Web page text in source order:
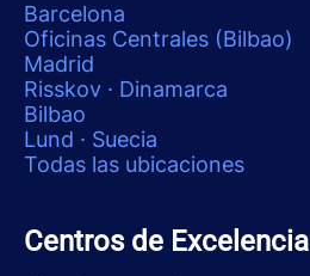
Barcelona
Oficinas Centrales (Bilbao)
Madrid
Risskov · Dinamarca
Bilbao
Lund · Suecia
Todas las ubicaciones
Centros de Excelencia